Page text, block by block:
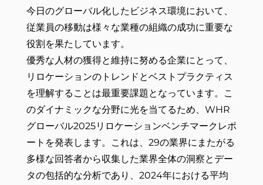
今日のグローバル化したビジネス環境において、
従業員の移動は様々な業種の組織の成功に重要な
役割を果たしています。
優秀な人材の獲得と維持に努める企業にとって、
リロケーションのトレンドとベストプラクティス
を理解することは最重要課題となっています。こ
のダイナミックな分野に光を当てるため、WHR
グローバル2025リロケーションベンチマークレポ
ートを発表します。これは、29の業界にまたがる
多様な回答者から収集した業界全体の洞察とデー
タの包括的な分析であり、2024年における平均